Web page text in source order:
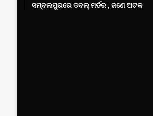
ସମ୍ବଲପୁରରେ ଡବଲ୍ ମର୍ଡର , ଜଣେ ଅଟକ